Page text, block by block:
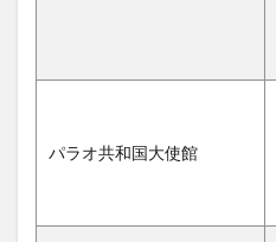
パラオ共和国大使館